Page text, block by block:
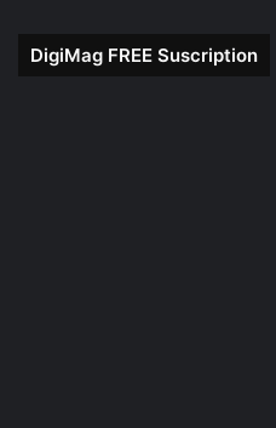
DigiMag FREE Suscription